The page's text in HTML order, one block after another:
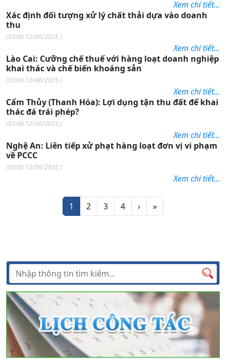
sản xuất của ông Đinh Văn Th. ở xóm Sinh, xã Tinh
Nhuệ. Sau đó ông V. nhờ ông Hà Văn Cường ở xóm Giáo
xã Tinh Nhuệ đứng tên và chuyển từ đất rừng sản xuất
sang đất trồng cây lâu năm với diện tích 5000m2. Vậy
xin hỏi việc chuyển đổi đất như vậy có được pháp luật
cho phép hay không? Nếu được cho phép thì thủ tục
chuyển đổi như thế nào?
Xem chi tiết...
Xác định đối tượng xử lý chất thải dựa vào doanh
thu
(03:06 12/06/2025 )
Xem chi tiết...
Lào Cai: Cưỡng chế thuế với hàng loạt doanh nghiệp
khai thác và chế biến khoáng sản
(03:06 12/06/2025 )
Xem chi tiết...
Cẩm Thủy (Thanh Hóa): Lợi dụng tận thu đất để khai
thác đá trái phép?
(03:06 12/06/2025 )
Xem chi tiết...
Nghệ An: Liên tiếp xử phạt hàng loạt đơn vị vi phạm
về PCCC
(03:06 12/06/2025 )
Xem chi tiết...
1 2 3 4 ›Trang tiếp theo
»Trang cuối
Tìm kiếm
Tìm
kiếm